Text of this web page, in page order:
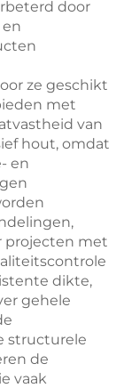
door
ze geschikt
met
van
hout, omdat
en
projecten met
dikte,
gehele
structurele
de
vaak